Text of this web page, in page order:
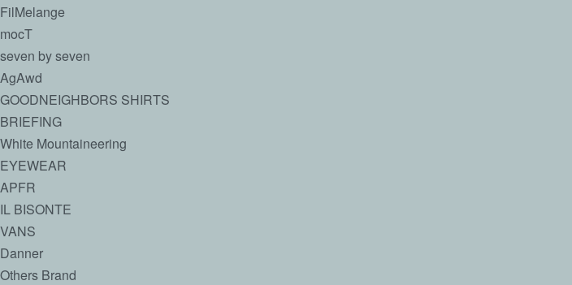
FilMelange
mocT
seven by seven
AgAwd
GOODNEIGHBORS SHIRTS
BRIEFING
White Mountaineering
EYEWEAR
APFR
IL BISONTE
VANS
Danner
Others Brand